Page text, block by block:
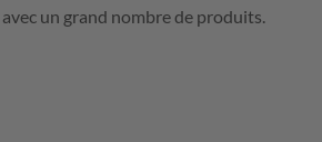
avec un grand nombre de produits.